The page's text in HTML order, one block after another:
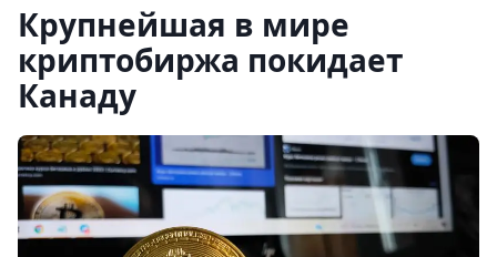
Крупнейшая в мире
криптобиржа покидает
Канаду